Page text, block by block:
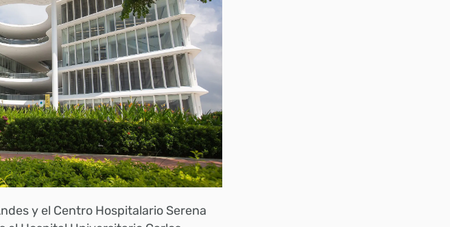
y el Centro Hospitalario Serena